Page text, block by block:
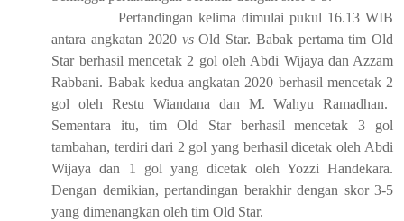
Pertandingan kelima dimulai pukul 16.13 WIB
antara angkatan 2020 vsOld Star. Babak pertamatimOld
Star berhasil mencetak 2 gol oleh Abdi Wijaya dan Azzam
Rabbani. Babak kedua angkatan 2020 berhasil mencetak 2
gol oleh Restu Wiandana dan M. Wahyu Ramadhan.
Sementara itu,
tim Old Star berhasil mencetak3 gol
tambahan, terdiri dari 2 gol yang berhasil dicetak oleh Abdi
Wijaya dan 1 gol yang dicetak oleh Yozzi Handekara.
Dengan demikian, pertandingan berakhir dengan skor 3-5
yang dimenangkan oleh tim Old Star.